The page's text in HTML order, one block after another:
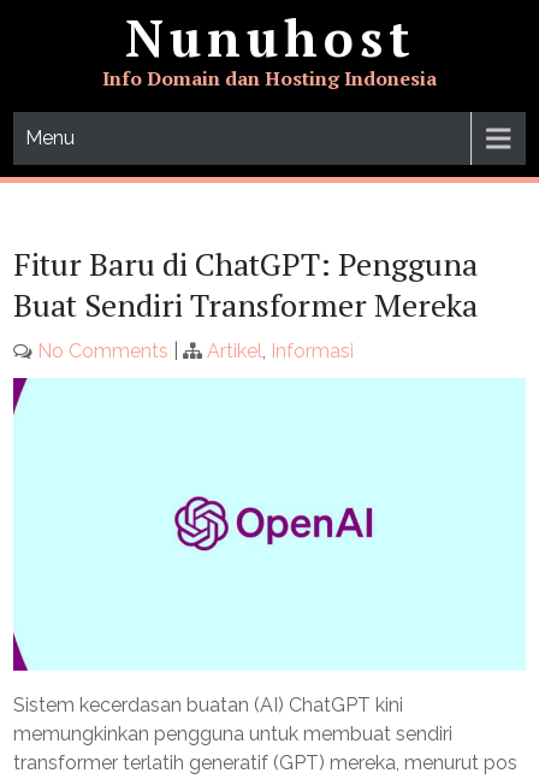
Nunuhost
Info Domain dan Hosting Indonesia
Menu
Fitur Baru di ChatGPT: Pengguna
Buat Sendiri Transformer Mereka
No Comments | Artikel, Informasi
Sistem kecerdasan buatan (AI) ChatGPT kini
memungkinkan pengguna untuk membuat sendiri
transformer terlatih generatif (GPT) mereka, menurut pos